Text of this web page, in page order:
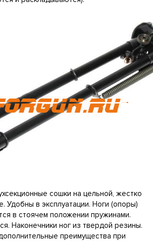
сошки на цельной, жестко
Удобны в эксплуатации. Ноги (опоры)
в стоячем положении пружинами.
Наконечники ног из твердой резины.
преимущества при